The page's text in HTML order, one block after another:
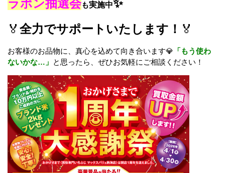
ラポン抽選会も実施中✨
🏅 全力でサポートいたします！ 🏅
お客様のお品物に、真心を込めて向き合います💎 「もう使わ
ないかな…」 と思ったら、ぜひお気軽にご相談ください！